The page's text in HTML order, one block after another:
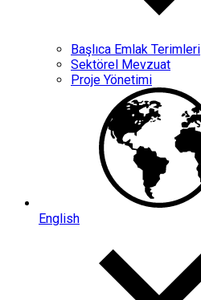
Başlıca Emlak Terimleri
Sektörel Mevzuat
Proje Yönetimi
English